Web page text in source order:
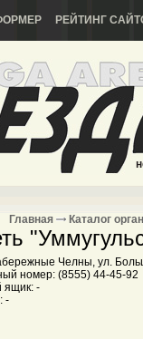
РЕЙТИНГ
Главная Каталог
Челны, ул.
номер: (8555) 44-45-92
ящик: -
-